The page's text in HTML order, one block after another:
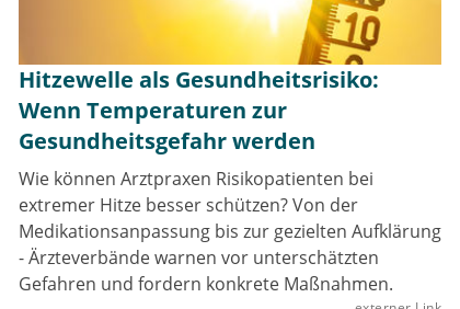
Hitzewelle als Gesundheitsrisiko:
Wenn Temperaturen zur
Gesundheitsgefahr werden
Wie können Arztpraxen Risikopatienten bei
extremer Hitze besser schützen? Von der
Medikationsanpassung bis zur gezielten Aufklärung
- Ärzteverbände warnen vor unterschätzten
Gefahren und fordern konkrete Maßnahmen.